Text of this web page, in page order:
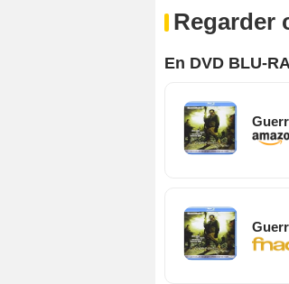
Regarder
En DVD BLU-